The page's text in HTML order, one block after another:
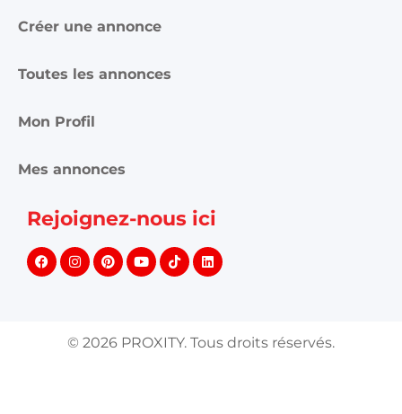
Créer une annonce
Toutes les annonces
Mon Profil
Mes annonces
Rejoignez-nous ici
© 2026 PROXITY. Tous droits réservés.